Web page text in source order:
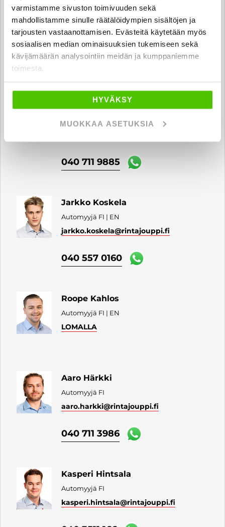
varmistamme sivuston toimivuuden sekä
mahdollistamme sinulle räätälöidympien sisältöjen ja
tarjousten vastaanottamisen. Evästeitä käytetään myös
sosiaalisen median ominaisuuksien tukemiseen sekä
kävijämäärän analysointiin meidän ja kumppaniemme
toimesta.
HYVÄKSY
MUOKKAA ASETUKSIA
Viivi Mäkinen
Automyyjä FI | EN
@rintajouppi.fi
Anton Laikola
Automyyjä FI
040 711 9885
Jarkko Koskela
Automyyjä FI | EN
jarkko.koskela@rintajouppi.fi
040 557 0160
Roope Kahlos
Automyyjä FI | EN
LOMALLA
Aaro Härkki
Automyyjä FI
aaro.harkki@rintajouppi.fi
040 711 3986
Kasperi Hintsala
Automyyjä FI
kasperi.hintsala@rintajouppi.fi